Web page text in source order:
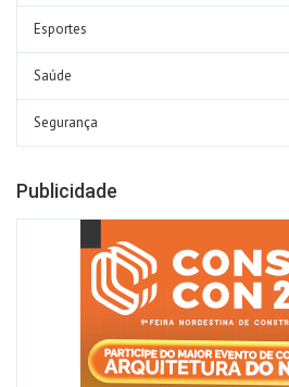
Esportes
Saúde
Segurança
Publicidade